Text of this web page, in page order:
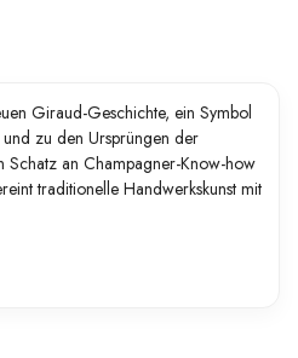
Giraud-Geschichte, ein Symbol
zu den Ursprüngen der
Schatz an Champagner-Know-how
traditionelle Handwerkskunst mit